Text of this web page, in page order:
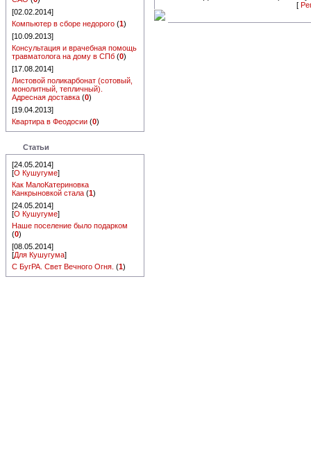
[02.02.2014]
Компьютер в сборе недорого (1)
[10.09.2013]
Консультация и врачебная помощь
травматолога на дому в СПб (0)
[17.08.2014]
Листовой поликарбонат (сотовый,
монолитный, тепличный).
Адресная доставка (0)
[19.04.2013]
Квартира в Феодосии (0)
Статьи
[24.05.2014]
[О Кушугуме]
Как МалоКатериновка
Канкрыновкой стала (1)
[24.05.2014]
[О Кушугуме]
Наше поселение было подарком
(0)
[08.05.2014]
[Для Кушугума]
С БугРА. Свет Вечного Огня. (1)
[